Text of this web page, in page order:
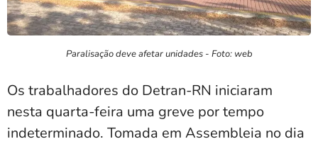
Paralisação deve afetar unidades - Foto: web
Os trabalhadores do Detran-RN iniciaram
nesta quarta-feira uma greve por tempo
indeterminado. Tomada em Assembleia no dia